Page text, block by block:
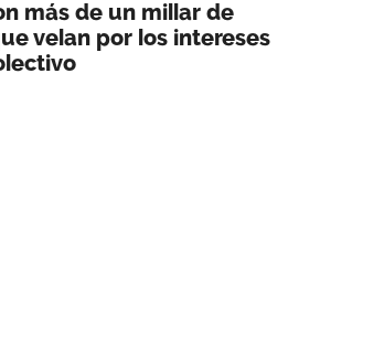
más de un millar de
velan por los intereses